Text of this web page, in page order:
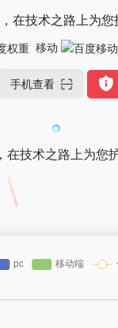
在技术之路上为您
移动
手机查看
技术之路上为您